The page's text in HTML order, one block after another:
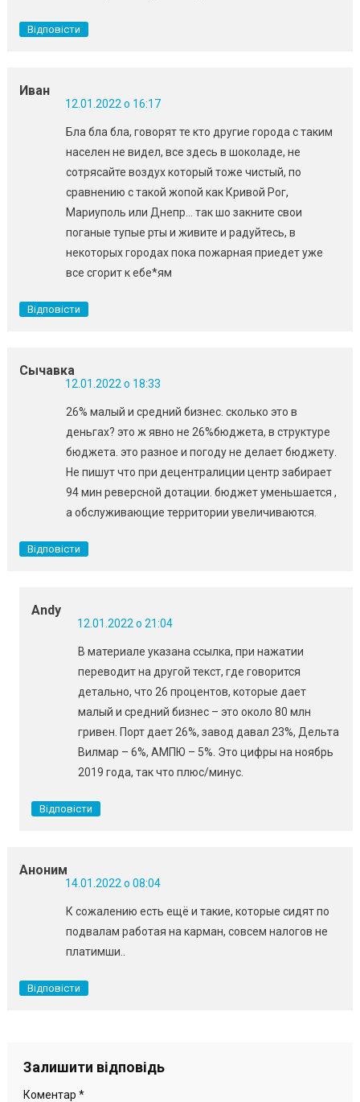
Відповісти
Иван
12.01.2022 о 16:17
Бла бла бла, говорят те кто другие города с таким
населен не видел, все здесь в шоколаде, не
сотрясайте воздух который тоже чистый, по
сравнению с такой жопой как Кривой Рог,
Мариуполь или Днепр… так шо закните свои
поганые тупые рты и живите и радуйтесь, в
некоторых городах пока пожарная приедет уже
все сгорит к ебе*ям
Відповісти
Сычавка
12.01.2022 о 18:33
26% малый и средний бизнес. сколько это в
деньгах? это ж явно не 26%бюджета, в структуре
бюджета. это разное и погоду не делает бюджету.
Не пишут что при децентралиции центр забирает
94 мин реверсной дотации. бюджет уменьшается ,
а обслуживающие территории увеличиваются.
Відповісти
Andy
12.01.2022 о 21:04
В материале указана ссылка, при нажатии
переводит на другой текст, где говорится
детально, что 26 процентов, которые дает
малый и средний бизнес – это около 80 млн
гривен. Порт дает 26%, завод давал 23%, Дельта
Вилмар – 6%, АМПЮ – 5%. Это цифры на ноябрь
2019 года, так что плюс/минус.
Відповісти
Аноним
14.01.2022 о 08:04
К сожалению есть ещё и такие, которые сидят по
подвалам работая на карман, совсем налогов не
платимши..
Відповісти
Залишити відповідь
Коментар *